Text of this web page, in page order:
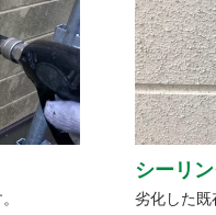
シーリ
劣化した既